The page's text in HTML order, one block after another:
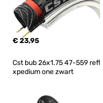
€ 23,95
Cst bub 26x1.75 47-559 refl
xpedium one zwart